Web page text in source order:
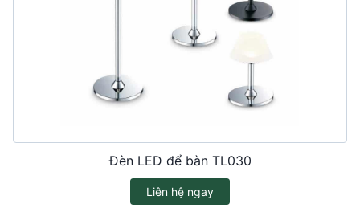
Đèn LED để bàn TL030
Liên hệ ngay